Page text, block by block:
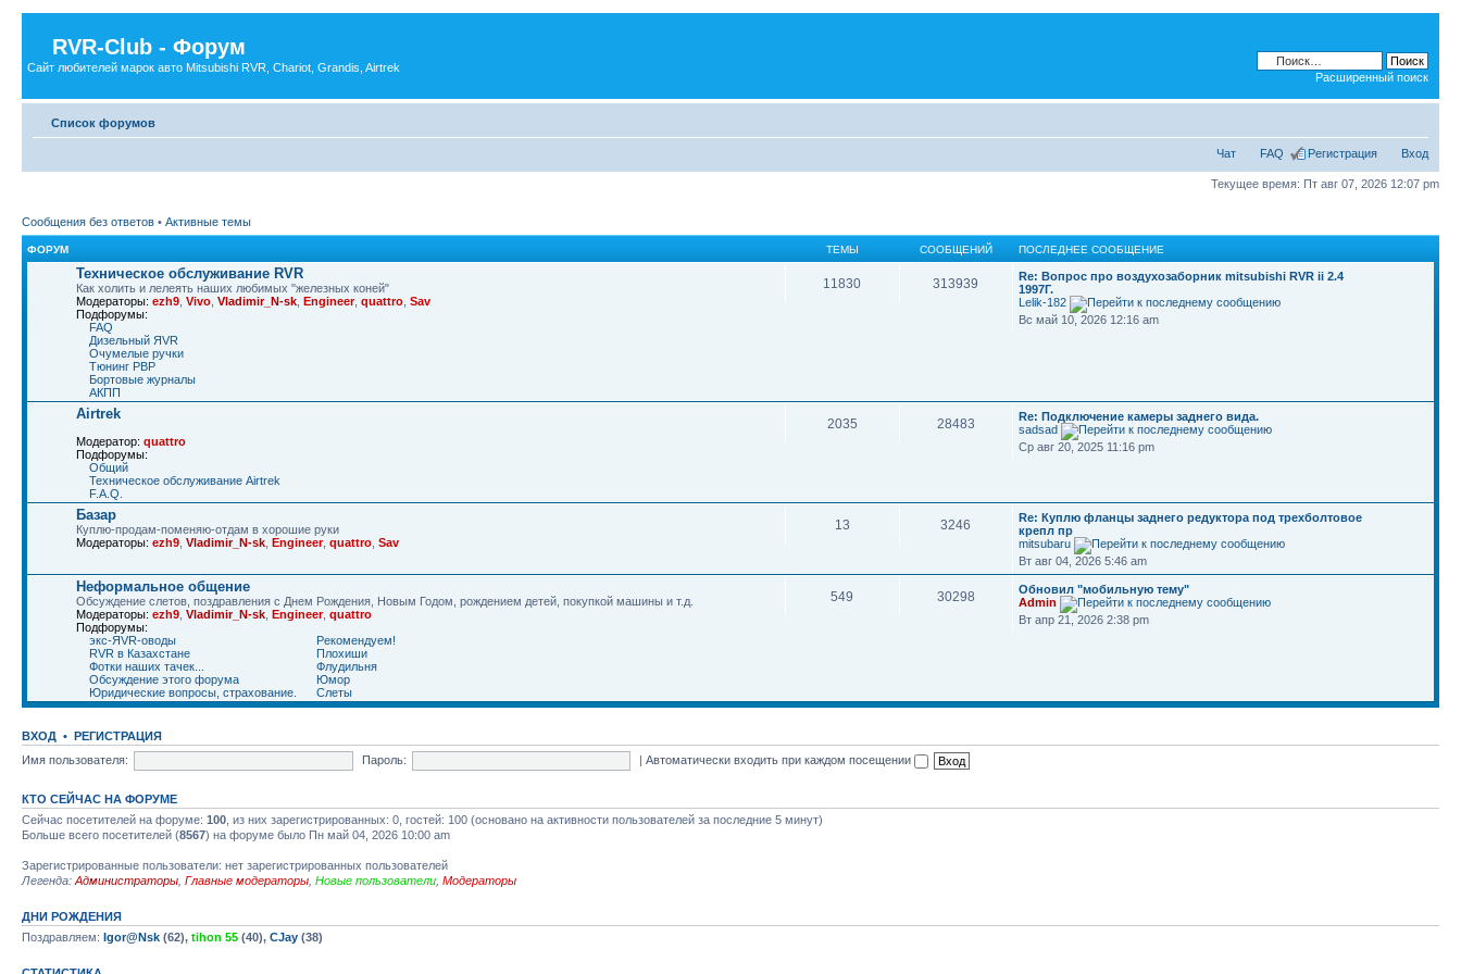
RVR-Club - Форум
Сайт любителей марок авто Mitsubishi RVR, Chariot, Grandis, Airtrek
Расширенный поиск
Список форумов
Чат FAQ Регистрация Вход
Текущее время: Пт авг 07, 2026 12:07 pm
Сообщения без ответов • Активные темы
ФОРУМ ТЕМЫ СООБЩЕНИЙ ПОСЛЕДНЕЕ СООБЩЕНИЕ
Техническое обслуживание RVR
Как холить и лелеять наших любимых "железных коней"
Модераторы: ezh9 Vivo Vladimir_N-sk Engineer, quattro Sav
Подфорумы:
FAQ
Дизельный ЯVR
Очумелые ручки
Тюнинг РВР
Бортовые журналы
АКПП
11830 313939
Re: Вопрос про воздухозаборник mitsubishi RVR ii 2.4
1997Г.
Lelik-182
Вс май 10, 2026 12:16 am
Airtrek
Модератор: quattro
Подфорумы:
Общий
Техническое обслуживание Airtrek
F.A.Q.
2035 28483
Re: Подключение камеры заднего вида.
sadsad
Ср авг 20, 2025 11:16 pm
Базар
Куплю-продам-поменяю-отдам в хорошие руки
Модераторы: ezh9 Vladimir_N-sk Engineer, quattro Sav
13 3246
Re: Куплю фланцы заднего редуктора под трехболтовое
крепл пр
mitsubaru
Вт авг 04, 2026 5:46 am
Неформальное общение
Обсуждение слетов, поздравления с Днем Рождения, Новым Годом, рождением детей, покупкой машины и т.д.
Модераторы: ezh9 Vladimir_N-sk Engineer, quattro
Подфорумы:
экс-ЯVR-оводы
RVR в Казахстане
Фотки наших тачек...
Обсуждение этого форума
Юридические вопросы, страхование.
Рекомендуем!
Плохиши
Флудильня
Юмор
Слеты
549 30298
Обновил "мобильную тему"
Admin
Вт апр 21, 2026 2:38 pm
ВХОД • РЕГИСТРАЦИЯ
Имя пользователя:
Пароль: |Автоматически входить при каждом посещении
КТО СЕЙЧАС НА ФОРУМЕ
Сейчас посетителей на форуме: 100 , из них зарегистрированных: 0, гостей: 100 (основано на активности пользователей за последние 5 минут)
Больше всего посетителей (8567) на форуме было Пн май 04, 2026 10:00 am
Зарегистрированные пользователи: нет зарегистрированных пользователей
Легенда: Администраторы Главные модераторы Новые пользователи Модераторы
ДНИ РОЖДЕНИЯ
Поздравляем: Igor@Nsk (62), tihon 55 (40), CJay (38)